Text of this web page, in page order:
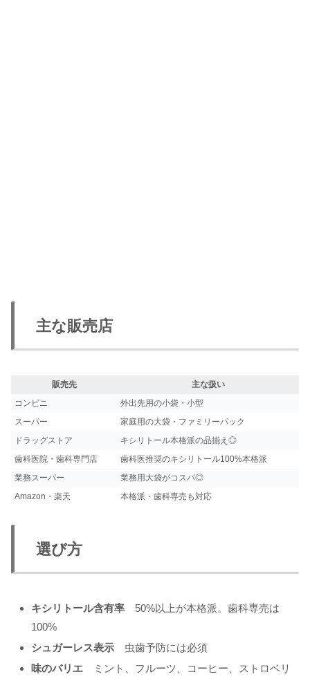
主な販売店
販売先
主な扱い
コンビニ
外出先用の小袋・小型
スーパー
家庭用の大袋・ファミリーパック
ドラッグストア
キシリトール本格派の品揃え◎
歯科医院・歯科専門店
歯科医推奨のキシリトール100%本格派
業務スーパー
業務用大袋がコスパ◎
Amazon・楽天
本格派・歯科専売も対応
選び方
キシリトール含有率 50%以上が本格派。歯科専売は
100%
シュガーレス表示 虫歯予防には必須
味のバリエ ミント、フルーツ、コーヒー、ストロベリ